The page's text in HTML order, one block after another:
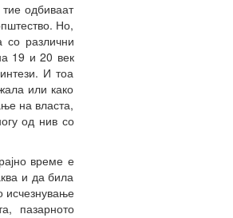
одбиваат
Но,
со различни
19 и 20 век
И тоа
или како
на власта,
од нив со
време е
и да била
исчезнување
пазарното